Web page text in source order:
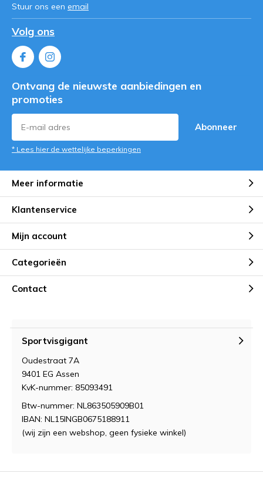
Stuur ons een email
Volg ons
Ontvang de nieuwste aanbiedingen en
promoties
Abonneer
* Lees hier de wettelijke beperkingen
Meer informatie
Klantenservice
Mijn account
Categorieën
Contact
Sportvisgigant
Oudestraat 7A
9401 EG Assen
KvK-nummer: 85093491
Btw-nummer: NL863505909B01
IBAN: NL15INGB0675188911
(wij zijn een webshop, geen fysieke winkel)